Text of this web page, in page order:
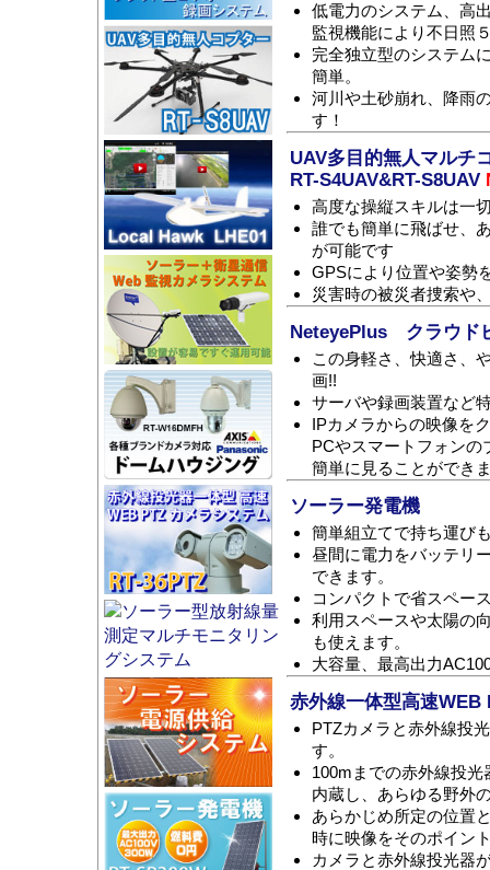
低電力のシステム、高
監視機能により不日照
完全独立型のシステム
簡単。
河川や土砂崩れ、降雨
す！
UAV多目的無人マルチ
RT-S4UAV&RT-S8UAV
高度な操縦スキルは一
誰でも簡単に飛ばせ、
が可能です
GPSにより位置や姿勢
災害時の被災者捜索や
NeteyePlus クラウド
この身軽さ、快適さ、
画!!
サーバや録画装置など
IPカメラからの映像を
PCやスマートフォンの
簡単に見ることができ
ソーラー発電機
簡単組立てで持ち運び
昼間に電力をバッテリ
できます。
コンパクトで省スペー
利用スペースや太陽の
も使えます。
大容量、最高出力
赤外線一体型高速WEB
PTZカメラと赤外線投
す。
100mまでの赤外線投
内蔵し、あらゆる野外
あらかじめ所定の位置
時に映像をそのポイン
カメラと赤外線投光器